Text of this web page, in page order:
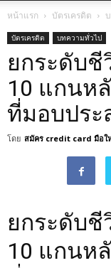
หน้าแรก บัตรเครดิต
บัตรเครดิต บทความทั่วไป
ยกระดับชี
10 แกนห
ที่มอบประ
โดย สมัคร credit card มือใ
ยกระดับชี
10 แกนห